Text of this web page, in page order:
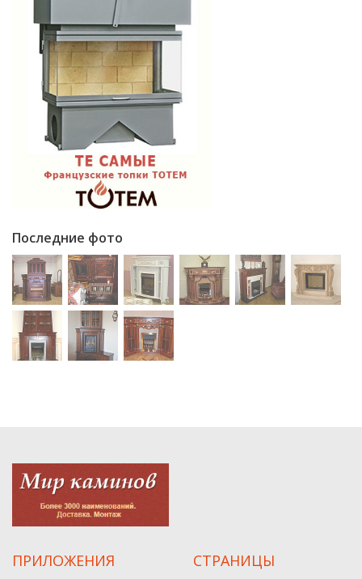
Последние фото
ПРИЛОЖЕНИЯ СТРАНИЦЫ